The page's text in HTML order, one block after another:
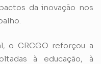
da inovação nos
o CRCGO reforçou a
à educação, à